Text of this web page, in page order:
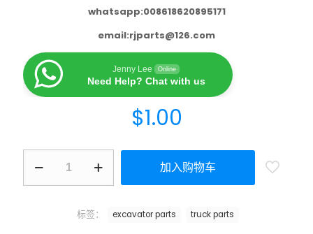
whatsapp:008618620895171
email:rjparts@126.com
Jenny Lee Online
Need Help? Chat with us
$1.00
加入购物车
标签： excavator parts truck parts